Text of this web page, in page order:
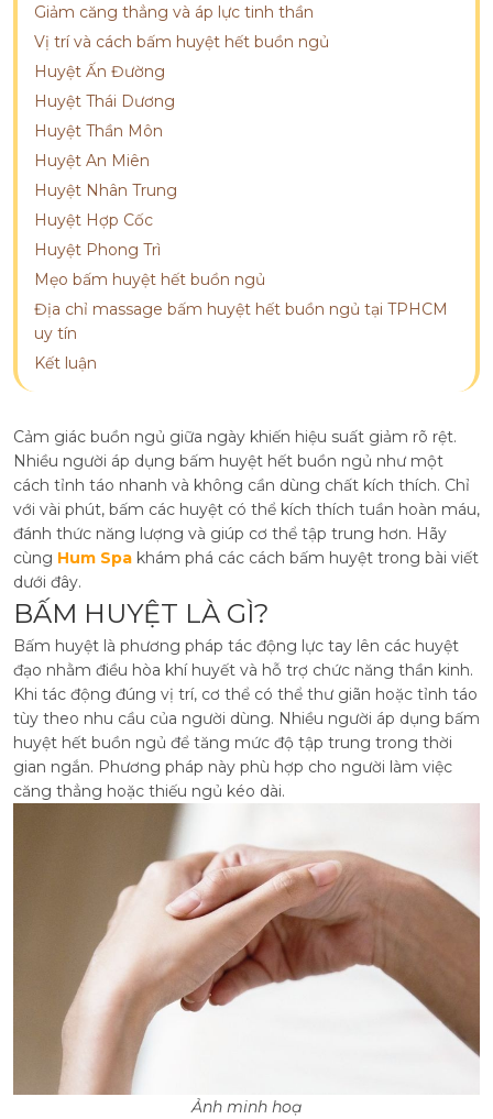
Giảm căng thẳng và áp lực tinh thần
Vị trí và cách bấm huyệt hết buồn ngủ
Huyệt Ấn Đường
Huyệt Thái Dương
Huyệt Thần Môn
Huyệt An Miên
Huyệt Nhân Trung
Huyệt Hợp Cốc
Huyệt Phong Trì
Mẹo bấm huyệt hết buồn ngủ
Địa chỉ massage bấm huyệt hết buồn ngủ tại TPHCM
uy tín
Kết luận
Cảm giác buồn ngủ giữa ngày khiến hiệu suất giảm rõ rệt.
Nhiều người áp dụng bấm huyệt hết buồn ngủ như một
cách tỉnh táo nhanh và không cần dùng chất kích thích. Chỉ
với vài phút, bấm các huyệt có thể kích thích tuần hoàn máu,
đánh thức năng lượng và giúp cơ thể tập trung hơn. Hãy
cùng Hum Spa khám phá các cách bấm huyệt trong bài viết
dưới đây.
BẤM HUYỆT LÀ GÌ?
Bấm huyệt là phương pháp tác động lực tay lên các huyệt
đạo nhằm điều hòa khí huyết và hỗ trợ chức năng thần kinh.
Khi tác động đúng vị trí, cơ thể có thể thư giãn hoặc tỉnh táo
tùy theo nhu cầu của người dùng. Nhiều người áp dụng bấm
huyệt hết buồn ngủ để tăng mức độ tập trung trong thời
gian ngắn. Phương pháp này phù hợp cho người làm việc
căng thẳng hoặc thiếu ngủ kéo dài.
Ảnh minh hoạ